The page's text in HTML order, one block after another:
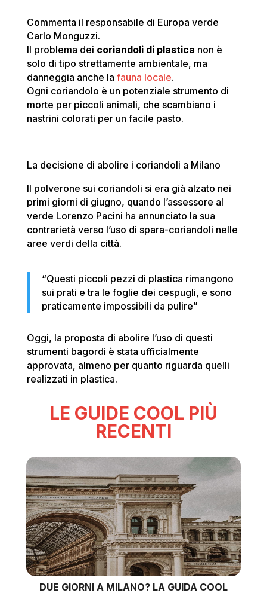
Commenta il responsabile di Europa verde
Carlo Monguzzi.
Il problema dei coriandoli di plastica non è
solo di tipo strettamente ambientale, ma
danneggia anche la fauna locale.
Ogni coriandolo è un potenziale strumento di
morte per piccoli animali, che scambiano i
nastrini colorati per un facile pasto.
La decisione di abolire i coriandoli a Milano
Il polverone sui coriandoli si era già alzato nei
primi giorni di giugno, quando l’assessore al
verde Lorenzo Pacini ha annunciato la sua
contrarietà verso l’uso di spara-coriandoli nelle
aree verdi della città.
“Questi piccoli pezzi di plastica rimangono
sui prati e tra le foglie dei cespugli, e sono
praticamente impossibili da pulire”
Oggi, la proposta di abolire l’uso di questi
strumenti bagordi è stata ufficialmente
approvata, almeno per quanto riguarda quelli
realizzati in plastica.
LE GUIDE COOL PIÙ
RECENTI
DUE GIORNI A MILANO? LA GUIDA COOL